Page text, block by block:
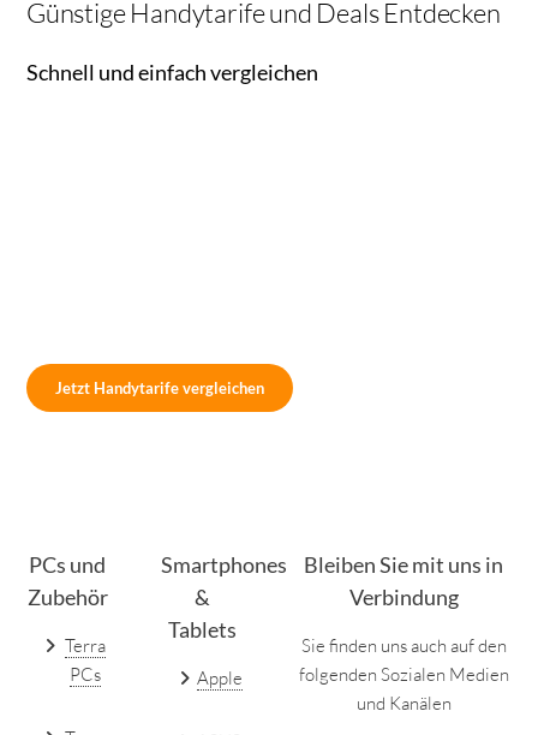
Günstige Handytarife und Deals Entdecken
Schnell und einfach vergleichen
Jetzt Handytarife vergleichen
PCs und
Zubehör
Terra
PCs
Smartphones
&
Tablets
Apple
Bleiben Sie mit uns in
Verbindung
Sie finden uns auch auf den
folgenden Sozialen Medien
und Kanälen